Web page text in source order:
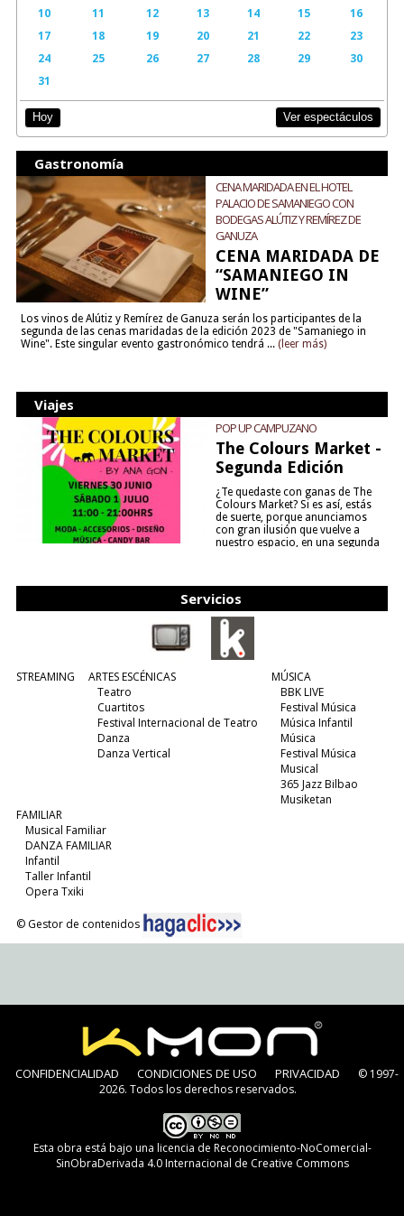
10
11 12 13 14 15
16
17
18 19 20 21 22
23
24
25 26 27 28 29
30
31
Hoy Ver espectáculos
Gastronomía
CENA MARIDADA EN EL HOTEL
PALACIO DE SAMANIEGO CON
BODEGAS ALÚTIZ Y REMÍREZ DE
GANUZA
CENA MARIDADA DE
“SAMANIEGO IN
WINE”
Los vinos de Alútiz y Remírez de Ganuza serán los participantes de la
segunda de las cenas maridadas de la edición 2023 de "Samaniego in
Wine". Este singular evento gastronómico tendrá ... (leer más)
Viajes
POP UP CAMPUZANO
The Colours Market -
Segunda Edición
¿Te quedaste con ganas de The
Colours Market? Si es así, estás
de suerte, porque anunciamos
con gran ilusión que vuelve a
nuestro espacio, en una segunda
Servicios
STREAMING
ARTES ESCÉNICAS
Teatro
Cuartitos
Festival Internacional de Teatro
Danza
Danza Vertical
MÚSICA
BBK LIVE
Festival Música
Música Infantil
Música
Festival Música
Musical
365 Jazz Bilbao
Musiketan
FAMILIAR
Musical Familiar
DANZA FAMILIAR
Infantil
Taller Infantil
Opera Txiki
© Gestor de contenidos
CONFIDENCIALIDAD CONDICIONES DE USO PRIVACIDAD
© 1997-
2026. Todos los derechos reservados.
Esta obra está bajo una licencia de Reconocimiento-NoComercial-
SinObraDerivada 4.0 Internacional de Creative Commons